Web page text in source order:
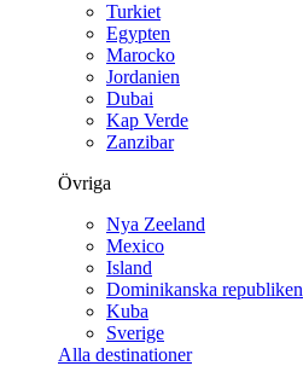
Turkiet
Egypten
Marocko
Jordanien
Dubai
Kap Verde
Zanzibar
Övriga
Nya Zeeland
Mexico
Island
Dominikanska republiken
Kuba
Sverige
Alla destinationer